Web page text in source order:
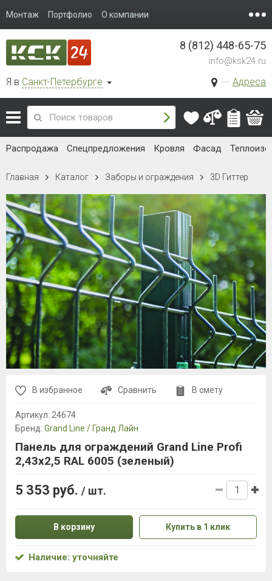
Монтаж Портфолио О компании
Я в Санкт-Петербурге Адреса
8 (812) 448-65-75
info@ksk24.ru
Распродажа Спецпредложения Кровля Фасад
Главная Каталог Заборы и ограждения 3D Гиттер
В избранное Сравнить В смету
Артикул: 24674
Бренд: Grand Line / Гранд Лайн
Панель для ограждений Grand Line Profi
2,43x2,5 RAL 6005 (зеленый)
5 353 руб. / шт.
В корзину Купить в 1 клик
Наличие: уточняйте